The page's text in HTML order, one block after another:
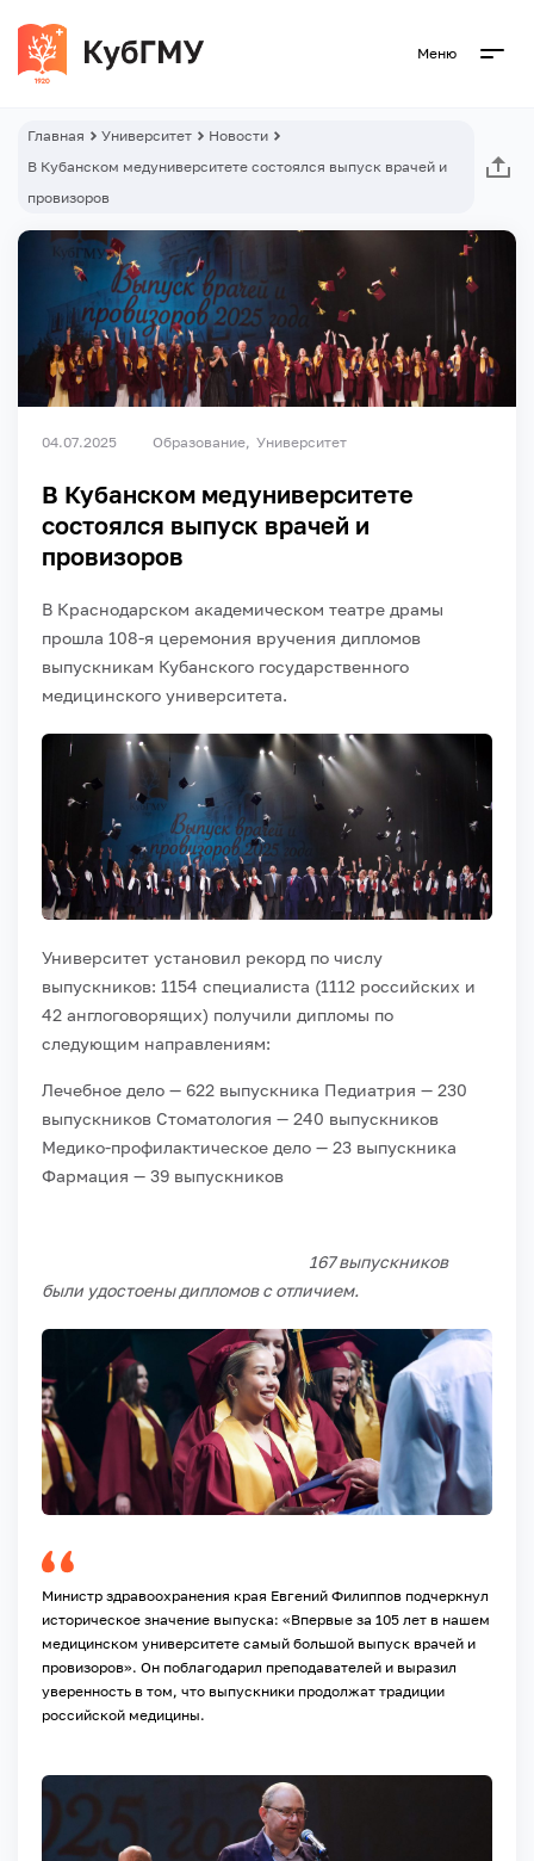
Меню
Главная Университет
Новости
В Кубанском медуниверситете состоялся выпуск врачей и
провизоров
04.07.2025 Образование Университет
В Кубанском медуниверситете
состоялся выпуск врачей и
провизоров
В Краснодарском академическом театре драмы
прошла 108-я церемония вручения дипломов
выпускникам Кубанского государственного
медицинского университета.
Университет установил рекорд по числу
выпускников: 1154 специалиста (1112 российских и
42 англоговорящих) получили дипломы по
следующим направлениям:
Лечебное дело — 622 выпускника Педиатрия — 230
выпускников Стоматология — 240 выпускников
Медико-профилактическое дело — 23 выпускника
Фармация — 39 выпускников
167 выпускников
были удостоены дипломов с отличием.
Министр здравоохранения края Евгений Филиппов подчеркнул
историческое значение выпуска: «Впервые за 105 лет в нашем
медицинском университете самый большой выпуск врачей и
провизоров». Он поблагодарил преподавателей и выразил
уверенность в том, что выпускники продолжат традиции
российской медицины.